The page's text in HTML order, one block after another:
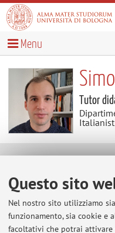
Questo sito
Nel nostro sito utilizziamo
funzionamento, sia cookie e
facoltativi che potrai
Menu
Tutor